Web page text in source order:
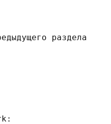
раздела